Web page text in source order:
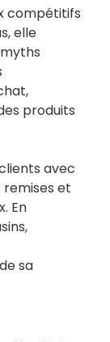
compétitifs
elle
produits
avec
remises et
En
sa